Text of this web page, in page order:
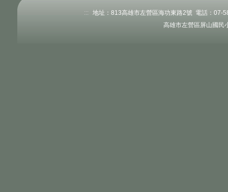
:::
地址：813高雄市左營區海功東路2號 電話：07-
高雄市左營區屏山國民